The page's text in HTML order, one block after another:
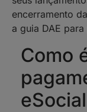
encerramento
a guia DAE
Como